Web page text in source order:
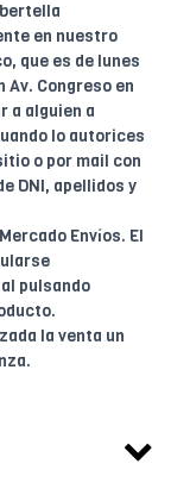
en nuestro
que es de lunes
Av. Congreso en
a alguien a
lo autorices
o por mail con
DNI, apellidos y
Envíos. El
pulsando
la venta un